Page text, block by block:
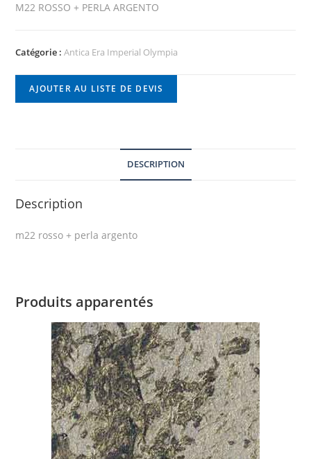
M22 ROSSO + PERLA ARGENTO
Catégorie :Antica Era Imperial Olympia
AJOUTER AU LISTE DE DEVIS
DESCRIPTION
Description
m22 rosso + perla argento
Produits apparentés